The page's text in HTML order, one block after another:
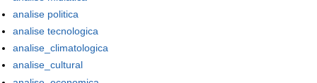
analise politica
analise tecnologica
analise_climatologica
analise_cultural